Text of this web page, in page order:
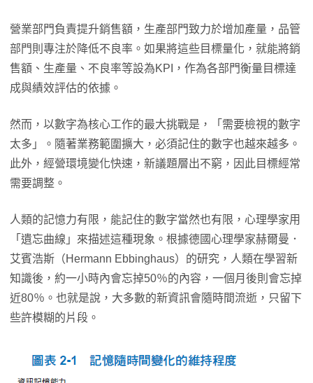
營業部門負責提升銷售額，生產部門致力於增加產量，品管
部門則專注於降低不良率。如果將這些目標量化，就能將銷
售額、生產量、不良率等設為KPI，作為各部門衡量目標達
成與績效評估的依據。
然而，以數字為核心工作的最大挑戰是，「需要檢視的數字
太多」。隨著業務範圍擴大，必須記住的數字也越來越多。
此外，經營環境變化快速，新議題層出不窮，因此目標經常
需要調整。
人類的記憶力有限，能記住的數字當然也有限，心理學家用
「遺忘曲線」來描述這種現象。根據德國心理學家赫爾曼．
艾賓浩斯（Hermann Ebbinghaus）的研究，人類在學習新
知識後，約一小時內會忘掉50％的內容，一個月後則會忘掉
近80％。也就是說，大多數的新資訊會隨時間流逝，只留下
些許模糊的片段。